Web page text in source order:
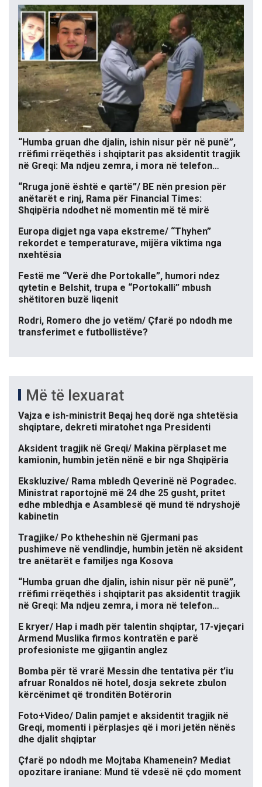
“Humba gruan dhe djalin, ishin nisur për në punë”,
rrëfimi rrëqethës i shqiptarit pas aksidentit tragjik
në Greqi: Ma ndjeu zemra, i mora në telefon…
“Rruga jonë është e qartë”/ BE nën presion për
anëtarët e rinj, Rama për Financial Times:
Shqipëria ndodhet në momentin më të mirë
Europa digjet nga vapa ekstreme/ “Thyhen”
rekordet e temperaturave, mijëra viktima nga
nxehtësia
Festë me “Verë dhe Portokalle”, humori ndez
qytetin e Belshit, trupa e “Portokalli” mbush
shëtitoren buzë liqenit
Rodri, Romero dhe jo vetëm/ Çfarë po ndodh me
transferimet e futbollistëve?
Më të lexuarat
Vajza e ish-ministrit Beqaj heq dorë nga shtetësia
shqiptare, dekreti miratohet nga Presidenti
Aksident tragjik në Greqi/ Makina përplaset me
kamionin, humbin jetën nënë e bir nga Shqipëria
Ekskluzive/ Rama mbledh Qeverinë në Pogradec.
Ministrat raportojnë më 24 dhe 25 gusht, pritet
edhe mbledhja e Asamblesë që mund të ndryshojë
kabinetin
Tragjike/ Po ktheheshin në Gjermani pas
pushimeve në vendlindje, humbin jetën në aksident
tre anëtarët e familjes nga Kosova
“Humba gruan dhe djalin, ishin nisur për në punë”,
rrëfimi rrëqethës i shqiptarit pas aksidentit tragjik
në Greqi: Ma ndjeu zemra, i mora në telefon…
E kryer/ Hap i madh për talentin shqiptar, 17-vjeçari
Armend Muslika firmos kontratën e parë
profesioniste me gjigantin anglez
Bomba për të vrarë Messin dhe tentativa për t’iu
afruar Ronaldos në hotel, dosja sekrete zbulon
kërcënimet që tronditën Botërorin
Foto+Video/ Dalin pamjet e aksidentit tragjik në
Greqi, momenti i përplasjes që i mori jetën nënës
dhe djalit shqiptar
Çfarë po ndodh me Mojtaba Khamenein? Mediat
opozitare iraniane: Mund të vdesë në çdo moment